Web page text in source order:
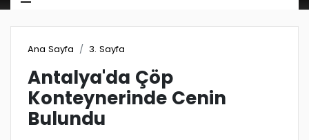
Ana Sayfa 3. Sayfa
Antalya'da Çöp
Konteynerinde Cenin
Bulundu